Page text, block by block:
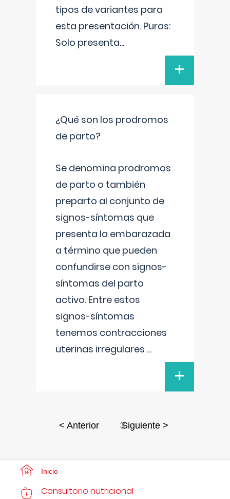
tipos de variantes para
esta presentación. Puras:
Solo presenta...
+
¿Qué son los prodromos
de parto?
Se denomina prodromos
de parto o también
preparto al conjunto de
signos-síntomas que
presenta la embarazada
a término que pueden
confundirse con signos-
síntomas del parto
activo. Entre estos
signos-síntomas
tenemos contracciones
uterinas irregulares ...
+
< Anterior 3Siguiente >
Inicio
Consultorio nutricional